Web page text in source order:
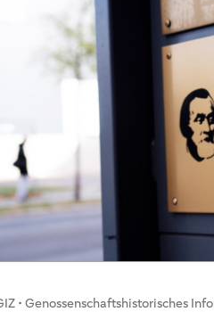
• Genossenschaftshistorisches